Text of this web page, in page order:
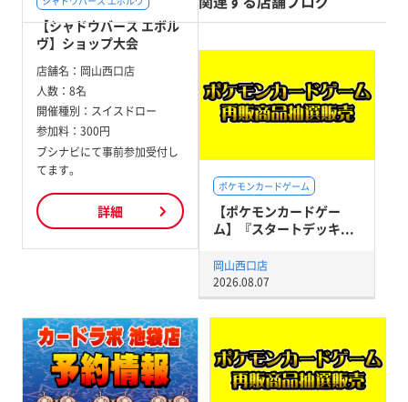
【シャドウバース エボル
ヴ】ショップ大会
店舗名： 岡山西口店
人数： 8名
開催種別： スイスドロー
参加料： 300円
ブシナビにて事前参加受付し
てます。
詳細
ポケモンカードゲーム
【ポケモンカードゲー
ム】『スタートデッキ...
岡山西口店
2026.08.07